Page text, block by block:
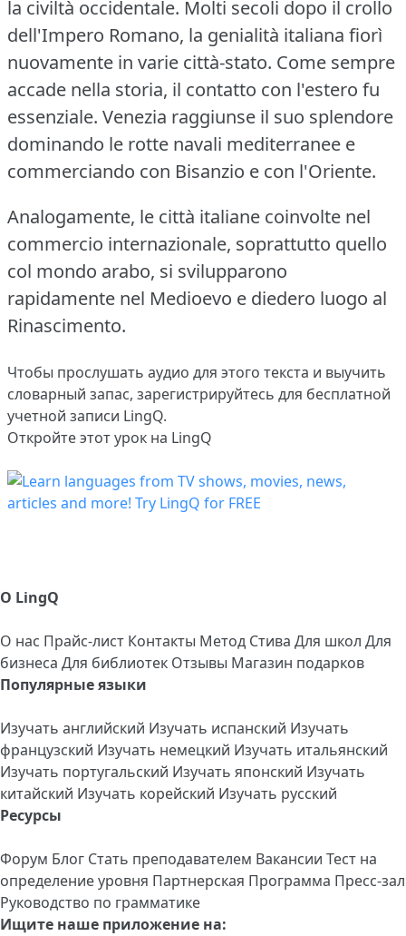
la civiltà occidentale. Molti secoli dopo il crollo
dell'Impero Romano, la genialità italiana fiorì
nuovamente in varie città-stato. Come sempre
accade nella storia, il contatto con l'estero fu
essenziale. Venezia raggiunse il suo splendore
dominando le rotte navali mediterranee e
commerciando con Bisanzio e con l'Oriente.
Analogamente, le città italiane coinvolte nel
commercio internazionale, soprattutto quello
col mondo arabo, si svilupparono
rapidamente nel Medioevo e diedero luogo al
Rinascimento.
Чтобы прослушать аудио для этого текста и выучить
словарный запас, зарегистрируйтесь для бесплатной
учетной записи LingQ.
Откройте этот урок на LingQ
О LingQ
О нас Прайс-лист Контакты Метод Стива Для школ Для
бизнеса Для библиотек Отзывы Магазин подарков
Популярные языки
Изучать английский Изучать испанский Изучать
французский Изучать немецкий Изучать итальянский
Изучать португальский Изучать японский Изучать
китайский Изучать корейский Изучать русский
Ресурсы
Форум Блог Стать преподавателем Вакансии Тест на
определение уровня Партнерская Программа Пресс-зал
Руководство по грамматике
Ищите наше приложение на: